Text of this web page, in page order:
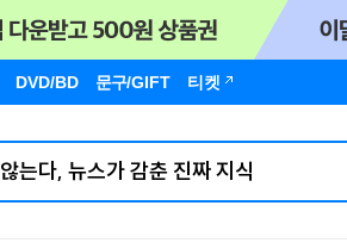
DVD/BD 문구/GIFT 티켓